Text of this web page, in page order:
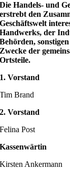
Die Handels- und
erstrebt den
Geschäftswelt
Handwerks, der
Behörden,
Zwecke der
Ortsteile.
1. Vorstand
Tim Brand
2. Vorstand
Felina Post
Kassenwärtin
Kirsten Ankermann